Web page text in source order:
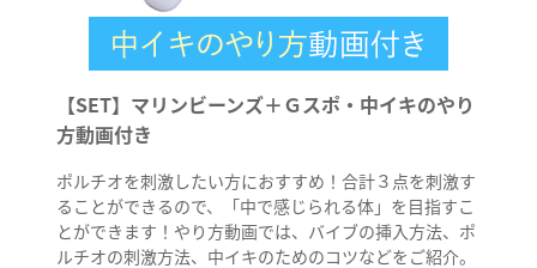
【SET】マリンビーンズ＋Ｇスポ・中イキのやり
方動画付き
ポルチオを刺激したい方におすすめ！合計３点を刺激す
ることができるので、「中で感じられる体」を目指すこ
とができます！やり方動画では、バイブの挿入方法、ポ
ルチオの刺激方法、中イキのためのコツなどをご紹介。